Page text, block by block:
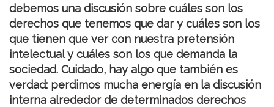
debemos una discusión sobre cuáles son los
derechos que tenemos que dar y cuáles son los
que tienen que ver con nuestra pretensión
intelectual y cuáles son los que demanda la
sociedad. Cuidado, hay algo que también es
verdad: perdimos mucha energía en la discusión
interna alrededor de determinados derechos